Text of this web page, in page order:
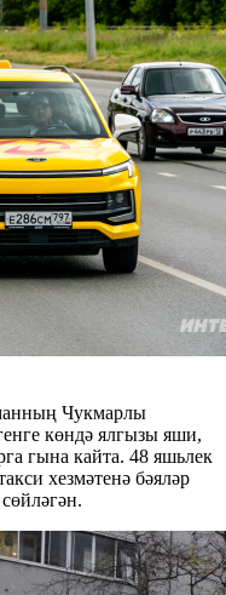
Чукмарлы
көндә ялгызы яши,
гына кайта. 48 яшьлек
хезмәтенә бәяләр